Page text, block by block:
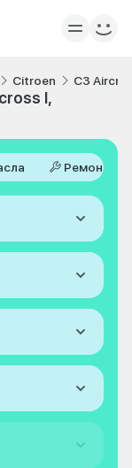
Citroen C3
I,
Ремонт